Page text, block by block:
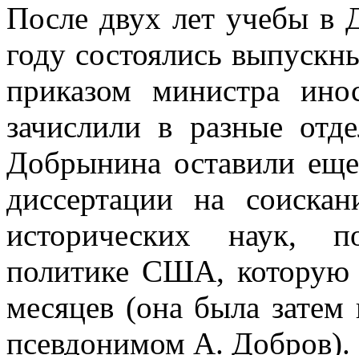
После двух лет учебы в
году состоялись
приказом министра
зачислили в разные
Добрынина оставили
диссертации на
исторических наук,
политике США, которую
месяцев (она была
псевдонимом А. Добров).